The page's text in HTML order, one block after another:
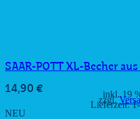
SAAR-POTT XL-Becher
14,90 € inkl. 19
zzgl.
Lieferzeit:
NEU